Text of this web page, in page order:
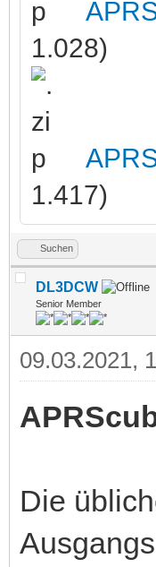
1.028)
1.417)
Suchen
DL3DCW
Senior Member
09.03.2021,
Die